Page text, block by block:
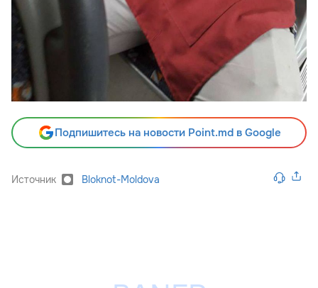
Подпишитесь на новости Point.md в Google
Источник Bloknot-Moldova